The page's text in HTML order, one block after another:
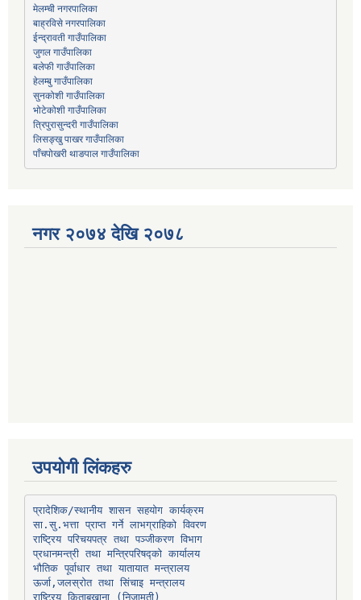
मेलम्ची नगरपालिका
बाह्रविसे नगरपालिका
ईन्द्रावती गाउँपालिका
जुगल गाउँपालिका
बलेफी गाउँपालिका
हेलम्बु गाउँपालिका
सुनकोशी गाउँपालिका
भोटेकोशी गाउँपालिका
त्रिपुरासुन्दरी गाउँपालिका
लिसङ्खु पाखर गाउँपालिका
पाँचपोखरी थाङपाल गाउँपालिका
नगर २०७४ देखि २०७८
उपयोगी लिंकहरु
प्रादेशिक/स्थानीय शासन सहयोग कार्यक्रम
सा.सु.भत्ता प्राप्त गर्ने लाभग्राहिको विवरण
राष्ट्रिय परिचयपत्र तथा पञ्‍जीकरण विभाग
प्रधानमन्त्री तथा मन्त्रिपरिषद्को कार्यालय
भौतिक पूर्वाधार तथा यातायात मन्त्रालय
ऊर्जा,जलस्रोत तथा सिंचाइ मन्त्रालय